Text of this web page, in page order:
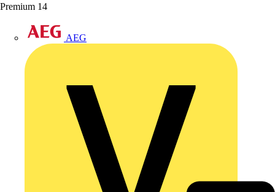
Premium 14
AEG